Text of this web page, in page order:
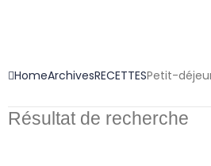
HomeArchivesRECETTESPetit-
Résultat de recherche